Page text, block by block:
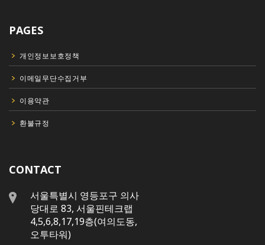
PAGES
개인정보보호정책
이메일무단수집거부
이용약관
환불규정
CONTACT
서울특별시 영등포구 의사
당대로 83, 서울핀테크랩
4,5,6,8,17,19층(여의도동,
오투타워)